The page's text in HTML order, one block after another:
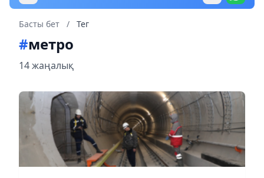
Басты бет / Тег
#метро
14 жаңалық